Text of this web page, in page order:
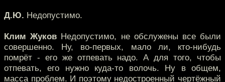
Д.Ю. Недопустимо.
Клим Жуков Недопустимо, не обслужены все были
совершенно. Ну, во-первых, мало ли, кто-нибудь
помрёт - его же отпевать надо. А для того, чтобы
отпевать, его нужно куда-то волочь. Ну в общем,
масса проблем. И поэтому недостроенный чертёжный